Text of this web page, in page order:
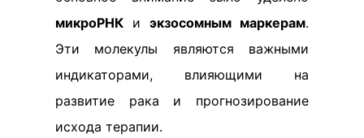
микроРНК и экзосомным маркерам.
Эти молекулы являются важными
индикаторами, влияющими на
развитие рака и прогнозирование
исхода терапии.